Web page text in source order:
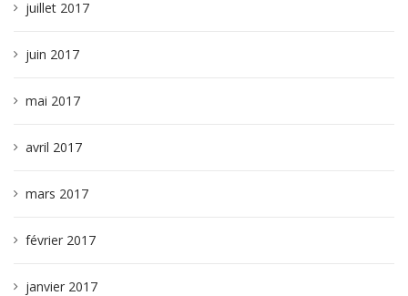
juillet 2017
juin 2017
mai 2017
avril 2017
mars 2017
février 2017
janvier 2017